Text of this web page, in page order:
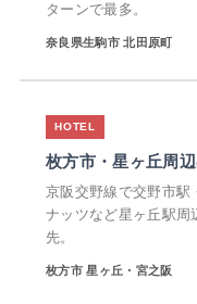
ターンで最多。
奈良県生駒市 北田原町
枚方市・星ヶ丘周
京阪交野線で交野市駅
ナッツなど星ヶ丘駅周
先。
枚方市 星ヶ丘・宮之阪